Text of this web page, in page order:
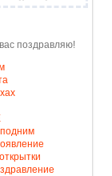
поздравляю!